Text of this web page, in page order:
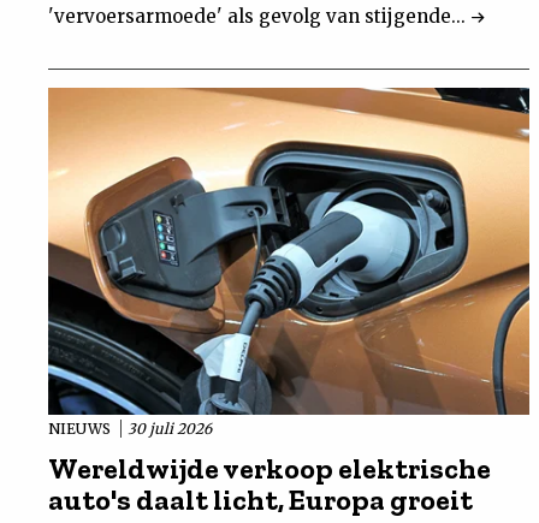
'vervoersarmoede' als gevolg van stijgende...
NIEUWS 30 juli 2026
Wereldwijde verkoop elektrische
auto's daalt licht, Europa groeit